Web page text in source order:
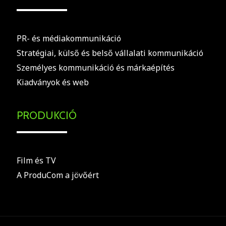
PR- és médiakommunikáció
Stratégiai, külső és belső vállalati kommunikáció
Személyes kommunikáció és márkaépítés
Kiadványok és web
PRODUKCIÓ
Film és TV
A ProduCom a jövőért